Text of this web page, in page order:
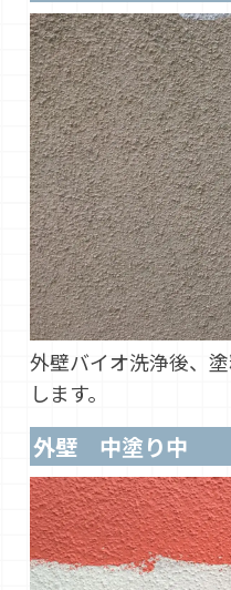
外壁バイオ洗浄後、
します。
外壁 中塗り中